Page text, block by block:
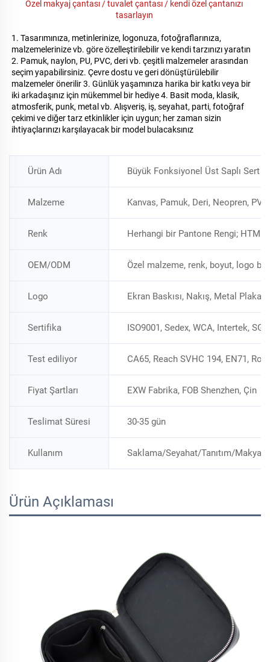
Özel makyaj çantası / tuvalet çantası / kendi özel çantanızı
tasarlayın
1. Tasarımınıza, metinlerinize, logonuza, fotoğraflarınıza,
malzemelerinize vb. göre özelleştirilebilir ve kendi tarzınızı yaratın
2. Pamuk, naylon, PU, PVC, deri vb. çeşitli malzemeler arasından
seçim yapabilirsiniz. Çevre dostu ve geri dönüştürülebilir
malzemeler önerilir 3. Günlük yaşamınıza harika bir katkı veya bir
iki arkadaşınız için mükemmel bir hediye 4. Basit moda, klasik,
atmosferik, punk, metal vb. Alışveriş, iş, seyahat, parti, fotoğraf
çekimi ve diğer tarz etkinlikler için uygun; her zaman sizin
ihtiyaçlarınızı karşılayacak bir model bulacaksınız
Ürün Adı Büyük Fonksiyonel Üst Saplı Sert
Malzeme Kanvas, Pamuk, Deri, Neopren,
Renk Herhangi bir Pantone Rengi; HTML
OEM/ODM Özel malzeme, renk, boyut, logo
Logo Ekran Baskısı, Nakış, Metal
Sertifika ISO9001, Sedex, WCA, Intertek, SGS
Test ediliyor CA65, Reach SVHC 194, EN71,
Fiyat Şartları EXW Fabrika, FOB Shenzhen, Çin
Teslimat Süresi 30-35 gün
Kullanım Saklama/Seyahat/Tanıtım/Makyaj
Ürün Açıklaması